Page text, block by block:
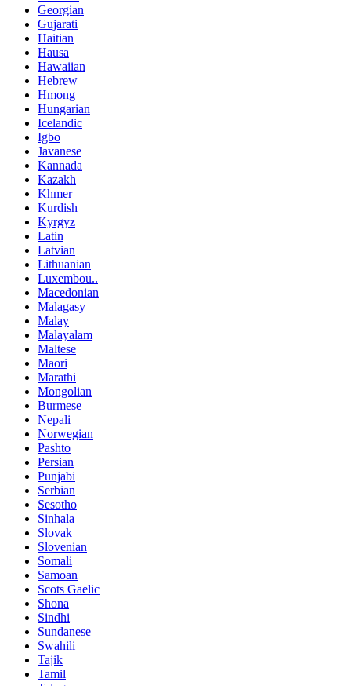
Georgian
Gujarati
Haitian
Hausa
Hawaiian
Hebrew
Hmong
Hungarian
Icelandic
Igbo
Javanese
Kannada
Kazakh
Khmer
Kurdish
Kyrgyz
Latin
Latvian
Lithuanian
Luxembou..
Macedonian
Malagasy
Malay
Malayalam
Maltese
Maori
Marathi
Mongolian
Burmese
Nepali
Norwegian
Pashto
Persian
Punjabi
Serbian
Sesotho
Sinhala
Slovak
Slovenian
Somali
Samoan
Scots Gaelic
Shona
Sindhi
Sundanese
Swahili
Tajik
Tamil